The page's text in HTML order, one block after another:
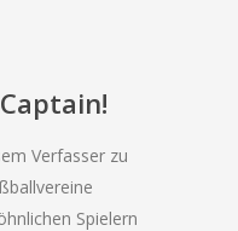
Verfasser zu
Spielern